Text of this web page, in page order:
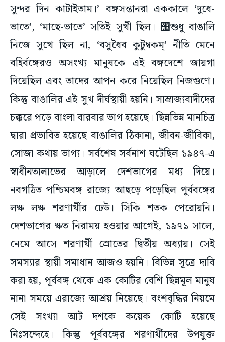
সুন্দর দিন কাটাইতাম।’ বঙ্গসন্তানরা এককালে ‘দুধে-
ভাতে’, ‘মাছে-ভাতে’ সতিই সুখী ছিল। ঩শুধু বাঙালি
নিজে সুখে ছিল না, ‘বসুধৈব কুটুম্বকম্‌’ নীতি মেনে
বহির্বঙ্গেরও অসংখ্য মানুষকে এই বঙ্গদেশে জায়গা
দিয়েছিল এবং তাদের আপন করে নিয়েছিল নিজগুণে।
কিন্তু বাঙালির এই সুখ দীর্ঘস্থায়ী হয়নি। সাম্রাজ্যবাদীদের
চক্করে পড়ে বাংলা বারবার ভাগ হয়েছে। ছিন্নভিন্ন মানচিত্র
দ্বারা প্রভাবিত হয়েছে বাঙালির ঠিকানা, জীবন-জীবিকা,
সোজা কথায় ভাগ্য। সর্বশেষ সর্বনাশ ঘটেছিল ১৯৪৭-এ
স্বাধীনতালাভের আড়ালে দেশভাগের মধ্য দিয়ে।
নবগঠিত পশ্চিমবঙ্গ রাজ্যে আছড়ে পড়েছিল পূর্ববঙ্গের
লক্ষ লক্ষ শরণার্থীর ঢেউ। সিকি শতক পেরোয়নি।
দেশভাগের ক্ষত নিরাময় হওয়ার আগেই, ১৯৭১ সালে,
নেমে আসে শরণার্থী স্রোতের দ্বিতীয় অধ্যায়। সেই
সমস্যার স্থায়ী সমাধান আজও হয়নি। বিভিন্ন সূত্রে দাবি
করা হয়, পূর্ববঙ্গ থেকে এক কোটির বেশি ছিন্নমূল মানুষ
নানা সময়ে এরাজ্যে আশ্রয় নিয়েছে। বংশবৃদ্ধির নিয়মে
সেই সংখ্যা আট দশকে কয়েক কোটি হয়েছে
নিঃসন্দেহে। কিন্তু পূর্ববঙ্গের শরণার্থীদের উপযুক্ত